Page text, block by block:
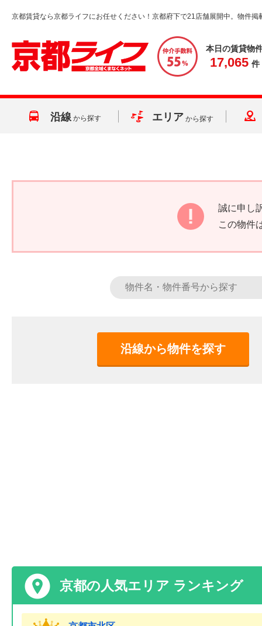
京都賃貸なら京都ライフにお任せください！京都府下で21店舗展開中。物件掲
本日の賃貸物
17,065 件
沿線 から探す エリア から探す
誠に申し
この物件
沿線から物件を探す
京都の人気エリア ランキング